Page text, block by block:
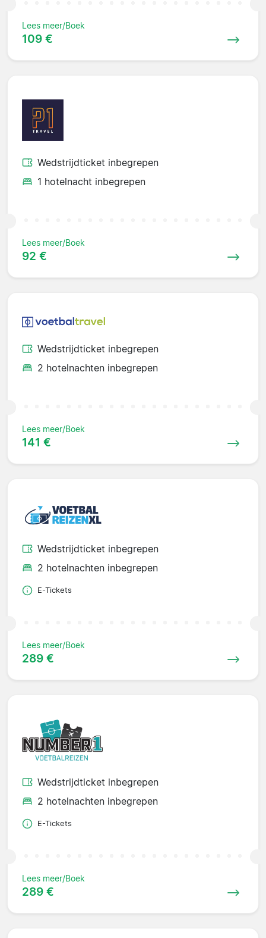
Lees meer/Boek
109 €
Wedstrijdticket inbegrepen
1 hotelnacht inbegrepen
Lees meer/Boek
92 €
Wedstrijdticket inbegrepen
2 hotelnachten inbegrepen
Lees meer/Boek
141 €
Wedstrijdticket inbegrepen
2 hotelnachten inbegrepen
E-Tickets
Lees meer/Boek
289 €
Wedstrijdticket inbegrepen
2 hotelnachten inbegrepen
E-Tickets
Lees meer/Boek
289 €